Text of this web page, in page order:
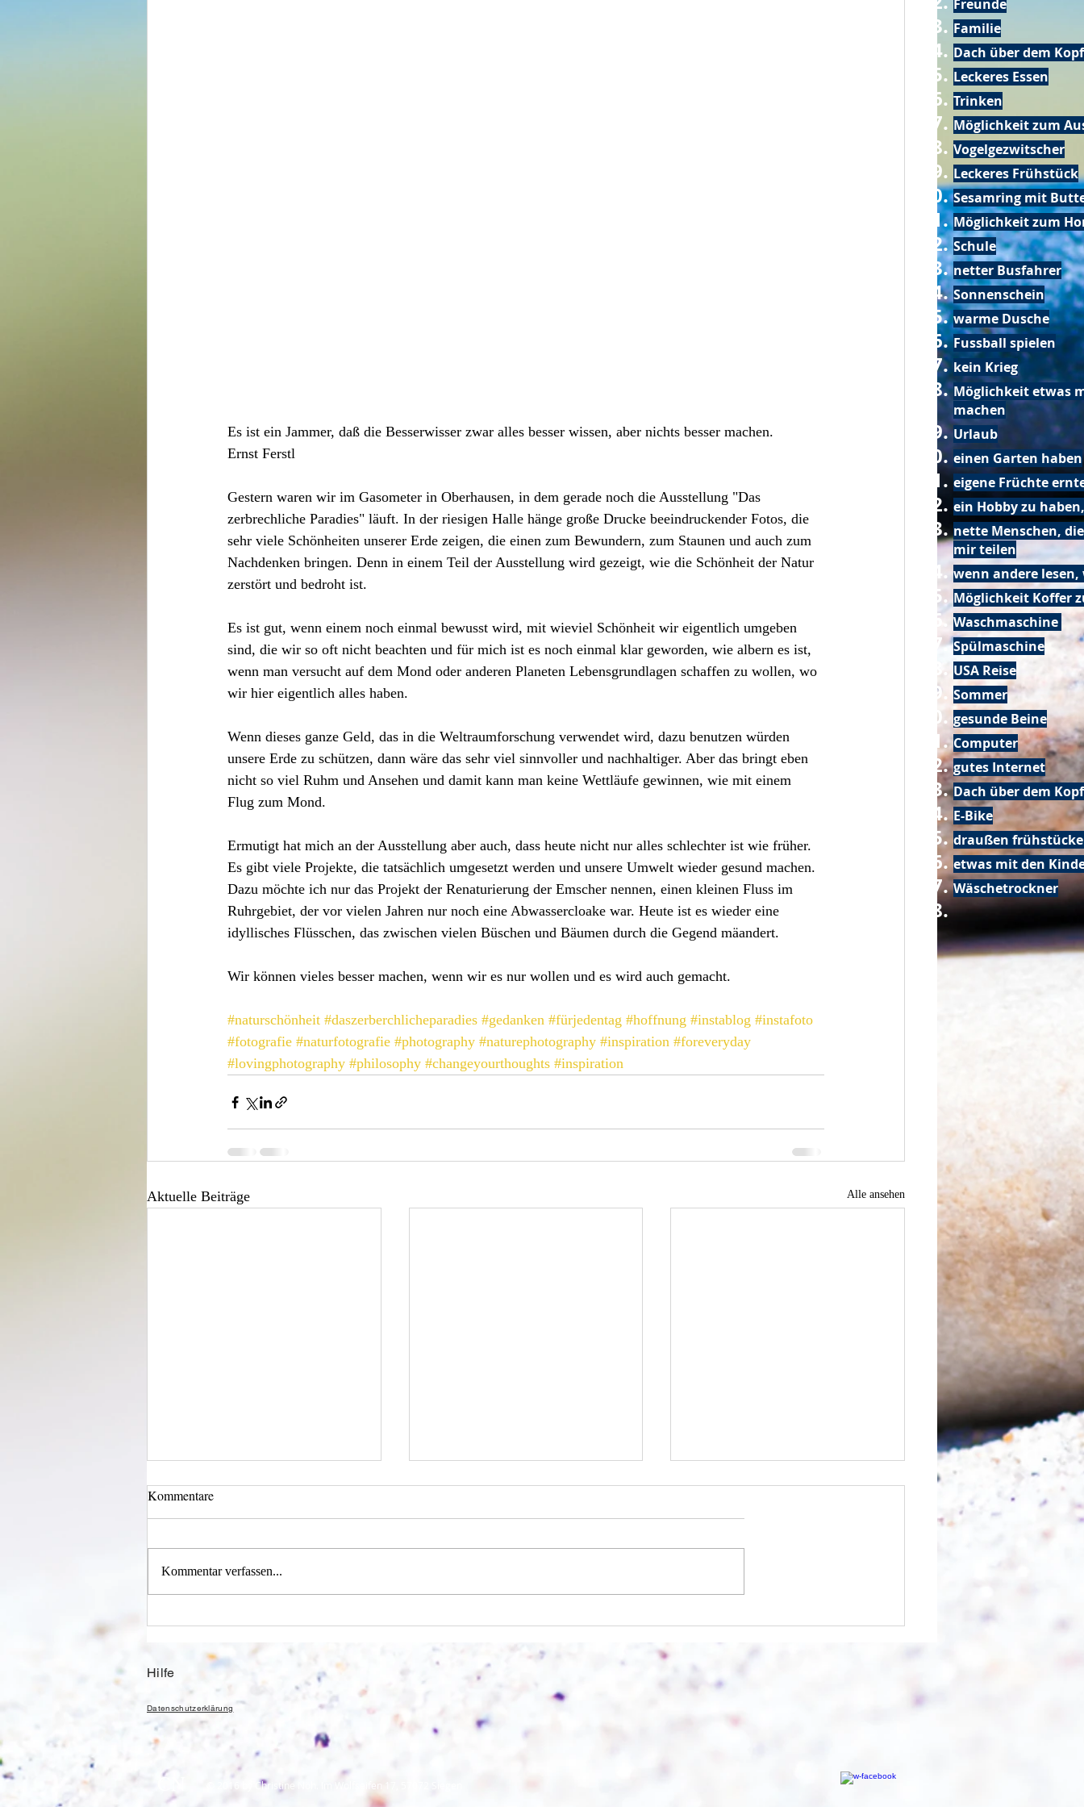
Es ist ein Jammer, daß die Besserwisser zwar alles besser wissen, aber nichts besser machen.
Ernst Ferstl
Gestern waren wir im Gasometer in Oberhausen, in dem gerade noch die Ausstellung "Das
zerbrechliche Paradies" läuft. In der riesigen Halle hänge große Drucke beeindruckender Fotos, die
sehr viele Schönheiten unserer Erde zeigen, die einen zum Bewundern, zum Staunen und auch zum
Nachdenken bringen. Denn in einem Teil der Ausstellung wird gezeigt, wie die Schönheit der Natur
zerstört und bedroht ist.
Es ist gut, wenn einem noch einmal bewusst wird, mit wieviel Schönheit wir eigentlich umgeben
sind, die wir so oft nicht beachten und für mich ist es noch einmal klar geworden, wie albern es ist,
wenn man versucht auf dem Mond oder anderen Planeten Lebensgrundlagen schaffen zu wollen, wo
wir hier eigentlich alles haben.
Wenn dieses ganze Geld, das in die Weltraumforschung verwendet wird, dazu benutzen würden
unsere Erde zu schützen, dann wäre das sehr viel sinnvoller und nachhaltiger. Aber das bringt eben
nicht so viel Ruhm und Ansehen und damit kann man keine Wettläufe gewinnen, wie mit einem
Flug zum Mond.
Ermutigt hat mich an der Ausstellung aber auch, dass heute nicht nur alles schlechter ist wie früher.
Es gibt viele Projekte, die tatsächlich umgesetzt werden und unsere Umwelt wieder gesund machen.
Dazu möchte ich nur das Projekt der Renaturierung der Emscher nennen, einen kleinen Fluss im
Ruhrgebiet, der vor vielen Jahren nur noch eine Abwassercloake war. Heute ist es wieder eine
idyllisches Flüsschen, das zwischen vielen Büschen und Bäumen durch die Gegend mäandert.
Wir können vieles besser machen, wenn wir es nur wollen und es wird auch gemacht.
#naturschönheit #daszerberchlicheparadies #gedanken #fürjedentag #hoffnung #instablog #instafoto
#fotografie #naturfotografie #photography #naturephotography #inspiration #foreveryday
#lovingphotography #philosophy #changeyourthoughts #inspiration
Aktuelle Beiträge Alle ansehen
Kommentare
Kommentar verfassen...
Freunde
Familie
Dach über dem Kopf
Leckeres Essen
Trinken
Möglichkeit zum
Vogelgezwitscher
Leckeres Frühstück
Sesamring mit
Möglichkeit zum
Schule
netter Busfahrer
Sonnenschein
warme Dusche
Fussball spielen
kein Krieg
Möglichkeit etwas
machen
Urlaub
einen Garten haben
eigene Früchte
ein Hobby zu
nette Menschen,
mir teilen
wenn andere lesen,
Möglichkeit Koffer
Waschmaschine
Spülmaschine
USA Reise
Sommer
gesunde Beine
Computer
gutes Internet
Dach über dem Kopf
E-Bike
draußen
etwas mit den
Wäschetrockner
CN © 2016 by Christine Nöh. Im Wolfseifen 17, 57072 Siegen
Hilfe
Datenschutzerklärung